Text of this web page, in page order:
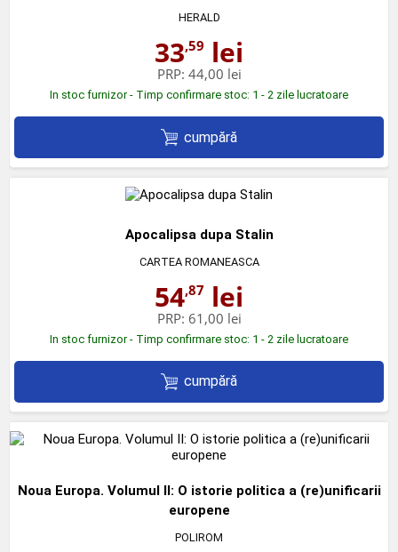
HERALD
33,59 lei
PRP: 44,00 lei
In stoc furnizor - Timp confirmare stoc: 1 - 2 zile lucratoare
cumpără
Apocalipsa dupa Stalin
CARTEA ROMANEASCA
54,87 lei
PRP: 61,00 lei
In stoc furnizor - Timp confirmare stoc: 1 - 2 zile lucratoare
cumpără
Noua Europa. Volumul II: O istorie politica a (re)unificarii
europene
POLIROM